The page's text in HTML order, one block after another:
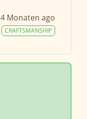
4 Monaten ago
CRAFTSMANSHIP